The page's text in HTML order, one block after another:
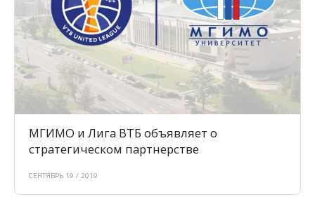
МГИМО и Лига ВТБ объявляет о
стратегическом партнерстве
СЕНТЯБРЬ 19 / 2019